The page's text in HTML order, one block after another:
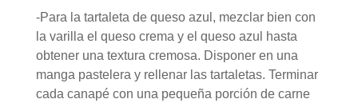
-Para la tartaleta de queso azul, mezclar bien con
la varilla el queso crema y el queso azul hasta
obtener una textura cremosa. Disponer en una
manga pastelera y rellenar las tartaletas. Terminar
cada canapé con una pequeña porción de carne